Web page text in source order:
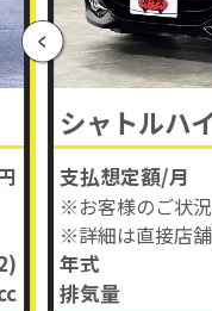
シャトルハ
支払想定額/月
※お客様のご状況
※詳細は直接店舗
年式
排気量